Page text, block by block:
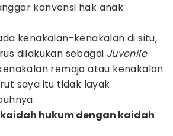
konvensi hak anak
kenakalan-kenakalan di situ,
dilakukan sebagai Juvenile
remaja atau kenakalan
saya itu tidak layak
hukum dengan kaidah